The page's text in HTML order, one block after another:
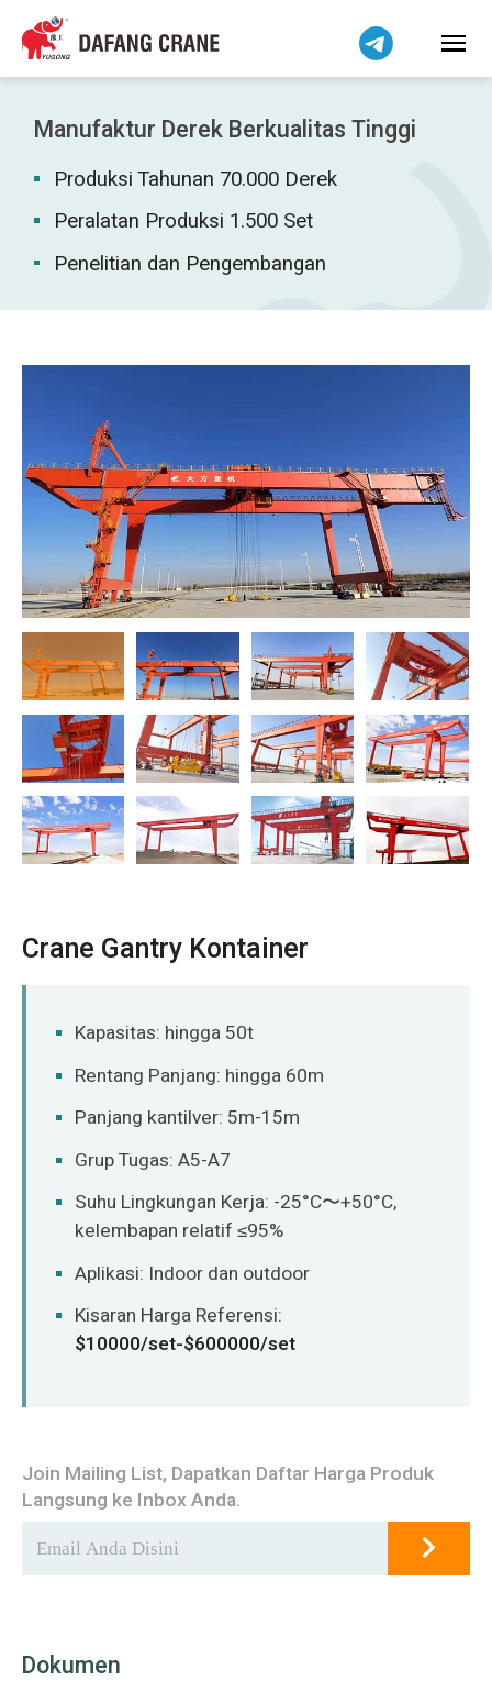
Manufaktur Derek Berkualitas Tinggi
Produksi Tahunan 70.000 Derek
Peralatan Produksi 1.500 Set
Penelitian dan Pengembangan
Crane Gantry Kontainer
Kapasitas: hingga 50t
Rentang Panjang: hingga 60m
Panjang kantilver: 5m-15m
Grup Tugas: A5-A7
Suhu Lingkungan Kerja: -25°C〜+50°C,
kelembapan relatif ≤95%
Aplikasi: Indoor dan outdoor
Kisaran Harga Referensi:
$10000/set-$600000/set
Join Mailing List, Dapatkan Daftar Harga Produk
Langsung ke Inbox Anda.
Dokumen
हिन्दी
Bahasa Melayu
Tiếng Việt
简体中文
فارسی
Pilipino
اردو
Беларуская мова
Norsk
O‘zbekcha